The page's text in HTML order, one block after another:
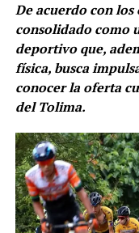
De acuerdo con los
consolidado como
deportivo que,
física, busca
conocer la oferta
del Tolima.